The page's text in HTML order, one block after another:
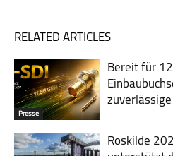
RELATED ARTICLES
Presse
Bereit für
Roskilde